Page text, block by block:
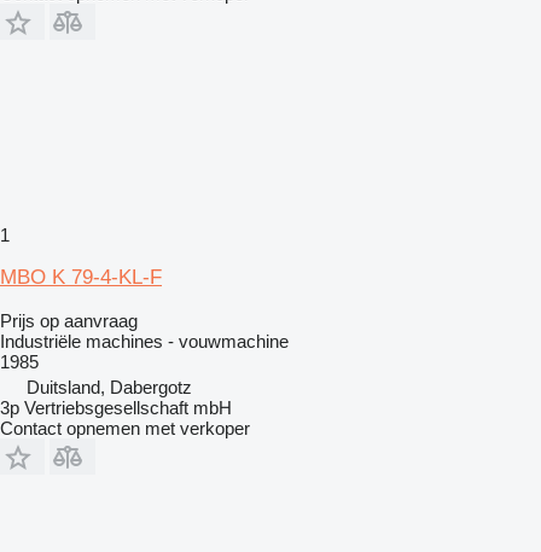
1
MBO K 79-4-KL-F
Prijs op aanvraag
Industriële machines - vouwmachine
1985
Duitsland, Dabergotz
3p Vertriebsgesellschaft mbH
Contact opnemen met verkoper